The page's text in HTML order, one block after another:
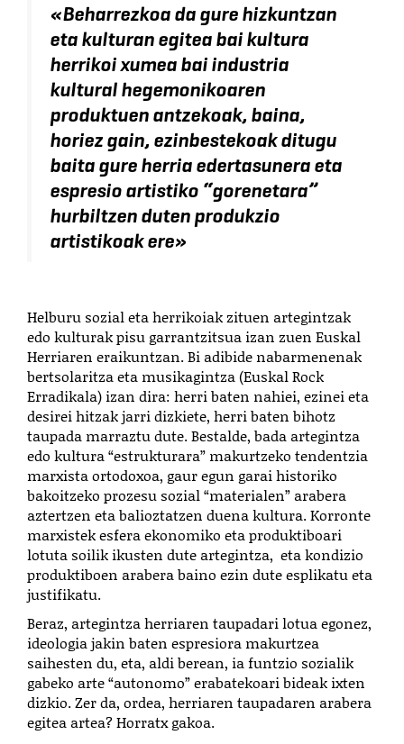
«Beharrezkoa da gure hizkuntzan
eta kulturan egitea bai kultura
herrikoi xumea bai industria
kultural hegemonikoaren
produktuen antzekoak, baina,
horiez gain, ezinbestekoak ditugu
baita gure herria edertasunera eta
espresio artistiko “gorenetara”
hurbiltzen duten produkzio
artistikoak ere»
Helburu sozial eta herrikoiak zituen artegintzak
edo kulturak pisu garrantzitsua izan zuen Euskal
Herriaren eraikuntzan. Bi adibide nabarmenenak
bertsolaritza eta musikagintza (Euskal Rock
Erradikala) izan dira: herri baten nahiei, ezinei eta
desirei hitzak jarri dizkiete, herri baten bihotz
taupada marraztu dute. Bestalde, bada artegintza
edo kultura “estrukturara” makurtzeko tendentzia
marxista ortodoxoa, gaur egun garai historiko
bakoitzeko prozesu sozial “materialen” arabera
aztertzen eta balioztatzen duena kultura. Korronte
marxistek esfera ekonomiko eta produktiboari
lotuta soilik ikusten dute artegintza, eta kondizio
produktiboen arabera baino ezin dute esplikatu eta
justifikatu.
Beraz, artegintza herriaren taupadari lotua egonez,
ideologia jakin baten espresiora makurtzea
saihesten du, eta, aldi berean, ia funtzio sozialik
gabeko arte “autonomo” erabatekoari bideak ixten
dizkio. Zer da, ordea, herriaren taupadaren arabera
egitea artea? Horratx gakoa.